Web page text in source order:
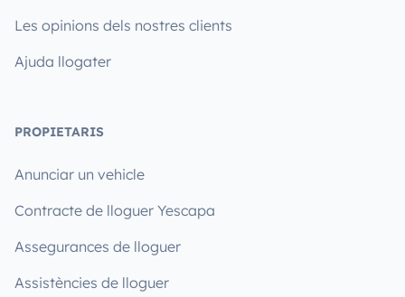
Les opinions dels nostres clients
Ajuda llogater
PROPIETARIS
Anunciar un vehicle
Contracte de lloguer Yescapa
Assegurances de lloguer
Assistències de lloguer